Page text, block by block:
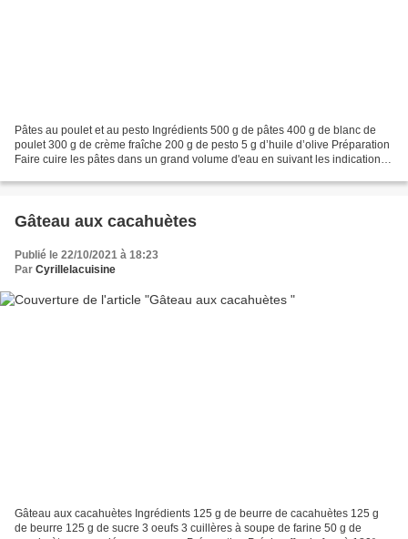
Pâtes au poulet et au pesto Ingrédients 500 g de pâtes 400 g de blanc de
poulet 300 g de crème fraîche 200 g de pesto 5 g d’huile d’olive Préparation
Faire cuire les pâtes dans un grand volume d'eau en suivant les indications
Gâteau aux cacahuètes
Publié le 22/10/2021 à 18:23
Par Cyrillelacuisine
Gâteau aux cacahuètes Ingrédients 125 g de beurre de cacahuètes 125 g
de beurre 125 g de sucre 3 oeufs 3 cuillères à soupe de farine 50 g de